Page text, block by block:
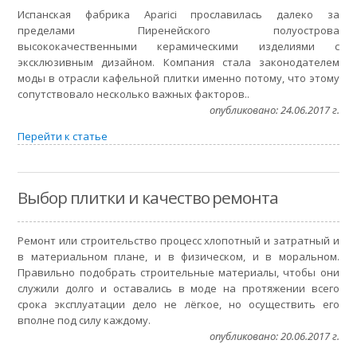
Испанская фабрика Aparici прославилась далеко за
пределами Пиренейского полуострова
высококачественными керамическими изделиями с
эксклюзивным дизайном. Компания стала законодателем
моды в отрасли кафельной плитки именно потому, что этому
сопутствовало несколько важных факторов..
опубликовано: 24.06.2017 г.
Перейти к статье
Выбор плитки и качество ремонта
Ремонт или строительство процесс хлопотный и затратный и
в материальном плане, и в физическом, и в моральном.
Правильно подобрать строительные материалы, чтобы они
служили долго и оставались в моде на протяжении всего
срока эксплуатации дело не лёгкое, но осуществить его
вполне под силу каждому.
опубликовано: 20.06.2017 г.